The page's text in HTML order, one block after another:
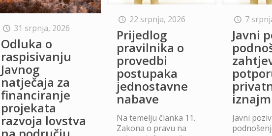
31 srpnja, 2026
Odluka o
raspisivanju
Javnog
natječaja za
financiranje
projekata
razvoja lovstva
22 srpnja, 2026
Prijedlog
pravilnika o
provedbi
postupaka
jednostavne
nabave
Na temelju članka 11.
Zakona o pravu na
7
Javni
Javni